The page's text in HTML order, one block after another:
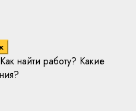
Как найти работу? Какие